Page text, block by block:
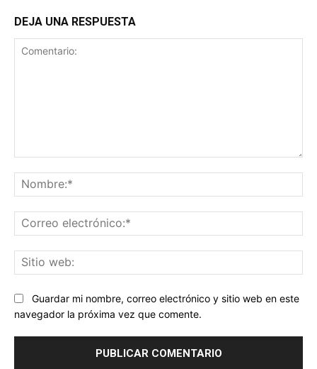
DEJA UNA RESPUESTA
Guardar mi nombre, correo electrónico y sitio web en este
navegador la próxima vez que comente.